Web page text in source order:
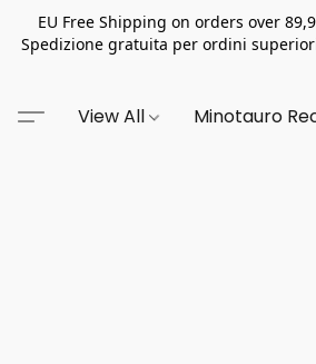
EU Free Shipping on orders over
Spedizione gratuita per ordini
View All Minotauro